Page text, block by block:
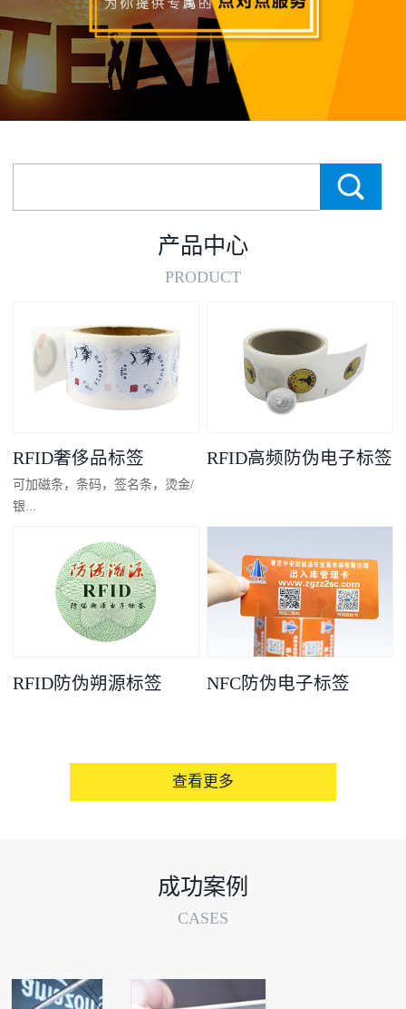
产品中心
PRODUCT
RFID奢侈品标签
可加磁条，条码，签名条，烫金/
银...
凸码，金/银底
RFID高频防伪电子标签
RFID防伪朔源标签 NFC防伪电子标签
查看更多
成功案例
CASES